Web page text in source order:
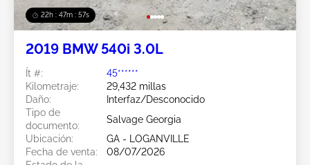
22h : 47m : 56s
2019 BMW 540i 3.0L
Ít #:
45******
Kilometraje:
29,432 millas
Daño:
Interfaz/Desconocido
Tipo de
documento:
Salvage Georgia
Ubicación:
GA - LOGANVILLE
Fecha de venta:
08/07/2026